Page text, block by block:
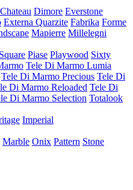
Chateau Dimore Everstone
Externa Quarzite Fabrika Forme
Mapierre Millelegni
Piase Playwood Sixty
Tele Di Marmo Lumia
Tele Di Marmo Precious Tele Di
Di Marmo Reloaded Tele Di
Di Marmo Selection Totalook
Imperial
Marble Onix Pattern Stone